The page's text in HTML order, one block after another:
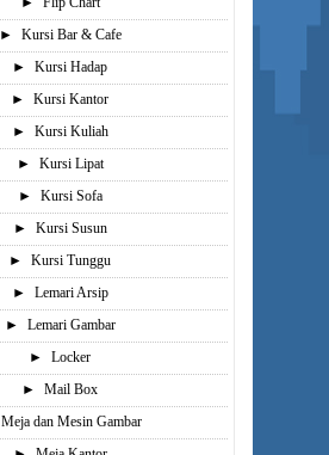
►
Kursi Bar & Cafe
►
Kursi Hadap
►
Kursi Kantor
►
Kursi Kuliah
►
Kursi Lipat
►
Kursi Sofa
►
Kursi Susun
►
Kursi Tunggu
►
Lemari Arsip
►
Lemari Gambar
►
Locker
►
Mail Box
Meja dan Mesin Gambar